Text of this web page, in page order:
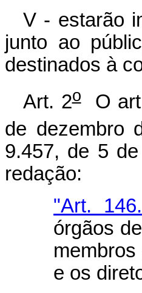
V - estarão
junto ao
destinados à
Art. 2oO art.
de dezembro
9.457, de 5
redação:
"Art. 146.
órgãos
e os